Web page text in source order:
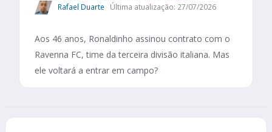
Rafael Duarte Última atualização: 27/07/2026
Aos 46 anos, Ronaldinho assinou contrato com o
Ravenna FC, time da terceira divisão italiana. Mas
ele voltará a entrar em campo?